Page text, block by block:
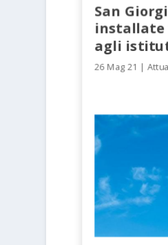
San
installate
agli
26 Mag 21 |